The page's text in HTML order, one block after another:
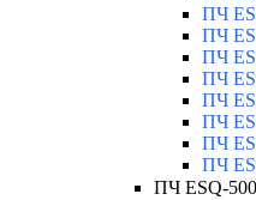
ПЧ
ПЧ
ПЧ
ПЧ
ПЧ
ПЧ
ПЧ
ПЧ
ПЧ ESQ-